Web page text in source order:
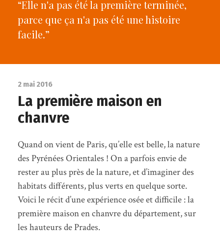
“Elle n'a pas été la première terminée,
parce que ça n'a pas été une histoire
facile.”
2 mai 2016
La première maison en
chanvre
Quand on vient de Paris, qu’elle est belle, la nature
des Pyrénées Orientales ! On a parfois envie de
rester au plus près de la nature, et d’imaginer des
habitats différents, plus verts en quelque sorte.
Voici le récit d’une expérience osée et difficile : la
première maison en chanvre du département, sur
les hauteurs de Prades.